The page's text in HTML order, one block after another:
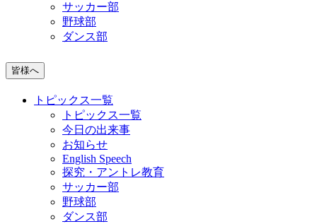
サッカー部
野球部
ダンス部
皆様へ
トピックス一覧
トピックス一覧
今日の出来事
お知らせ
English Speech
探究・アントレ教育
サッカー部
野球部
ダンス部